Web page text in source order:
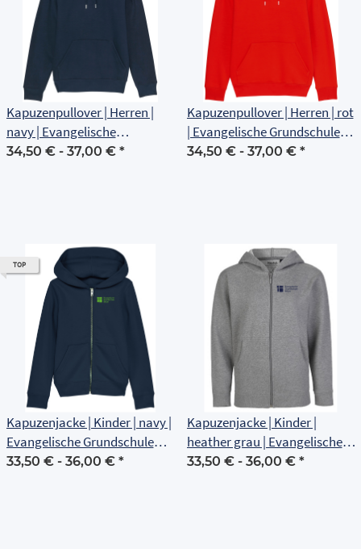
Kapuzenpullover | Herren |
navy | Evangelische
Grundschule Erfurt
34,50 € - 37,00 € *
Kapuzenpullover | Herren | rot
| Evangelische Grundschule
Erfurt
34,50 € - 37,00 € *
TOP
Kapuzenjacke | Kinder | navy |
Evangelische Grundschule
Erfurt
33,50 € - 36,00 € *
Kapuzenjacke | Kinder |
heather grau | Evangelische
Grundschule Erfurt
33,50 € - 36,00 € *